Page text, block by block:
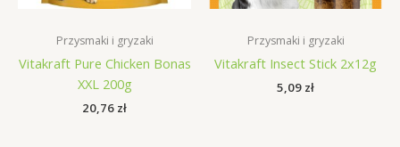
Przysmaki i gryzaki
Vitakraft Pure Chicken Bonas
XXL 200g
20,76 zł
Przysmaki i gryzaki
Vitakraft Insect Stick 2x12g
5,09 zł